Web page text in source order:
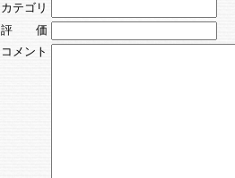
カテゴリ
評 価
コメント